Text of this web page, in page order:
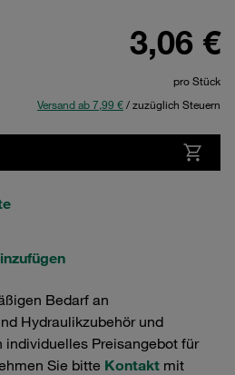
3,06 €
pro Stück
Versand ab 7,99 €/ zuzüglich Steuern
Bedarf an
Hydraulikzubehör und
individuelles Preisangebot für
Sie bitte Kontakt mit